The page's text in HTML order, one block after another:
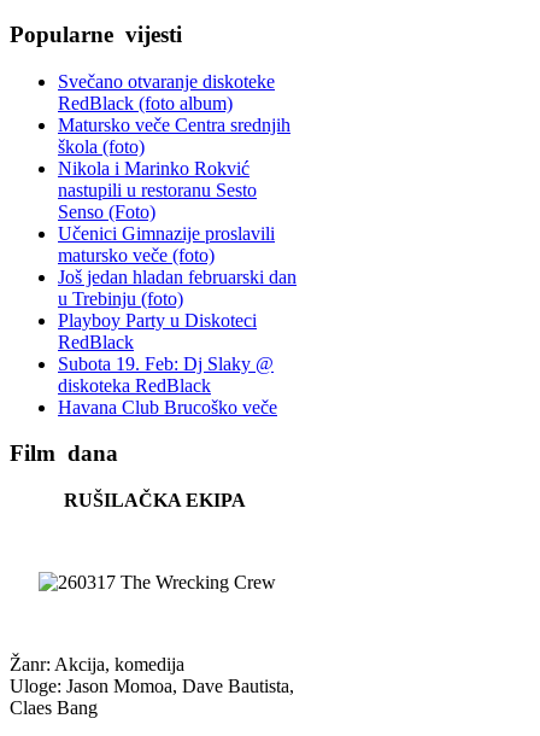
Popularne vijesti
Svečano otvaranje diskoteke
RedBlack (foto album)
Matursko veče Centra srednjih
škola (foto)
Nikola i Marinko Rokvić
nastupili u restoranu Sesto
Senso (Foto)
Učenici Gimnazije proslavili
matursko veče (foto)
Još jedan hladan februarski dan
u Trebinju (foto)
Playboy Party u Diskoteci
RedBlack
Subota 19. Feb: Dj Slaky @
diskoteka RedBlack
Havana Club Brucoško veče
Film dana
RUŠILAČKA EKIPA
Žanr: Akcija, komedija
Uloge: Jason Momoa, Dave Bautista,
Claes Bang